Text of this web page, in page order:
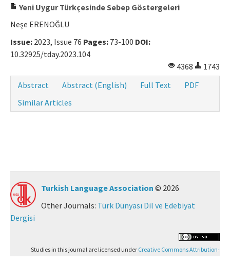
Yeni Uygur Türkçesinde Sebep Göstergeleri
Neşe ERENOĞLU
Issue: 2023, Issue 76 Pages: 73-100 DOI:
10.32925/tday.2023.104
4368
1743
Abstract
Abstract (English) Full Text
PDF
Similar Articles
Turkish Language Association © 2026
Other Journals: Türk Dünyası Dil ve Edebiyat
Dergisi
Studies in this journal are licensed under Creative Commons Attribution-